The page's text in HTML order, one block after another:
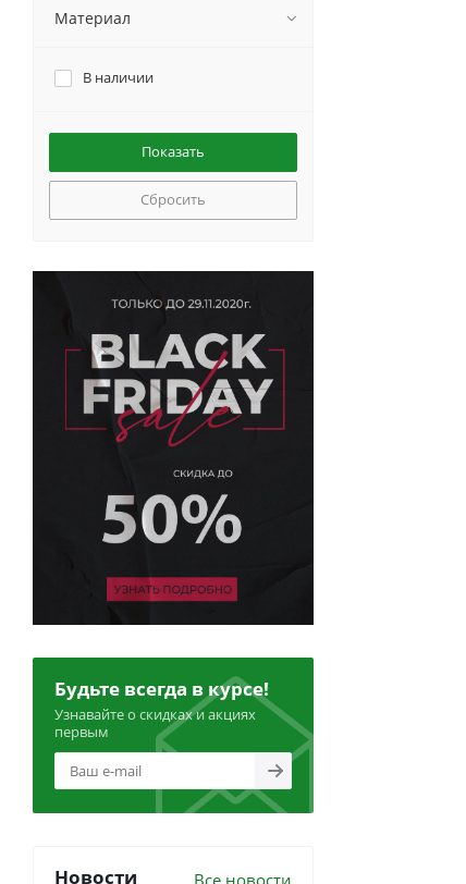
Материал
В наличии
Сбросить
Будьте всегда в курсе!
Узнавайте о скидках и акциях
первым
Новости Все новости